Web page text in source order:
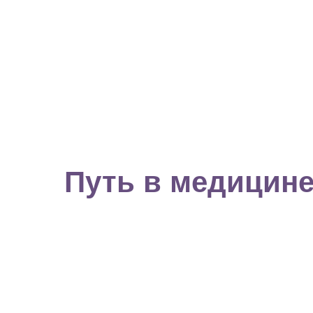
Путь в медицине